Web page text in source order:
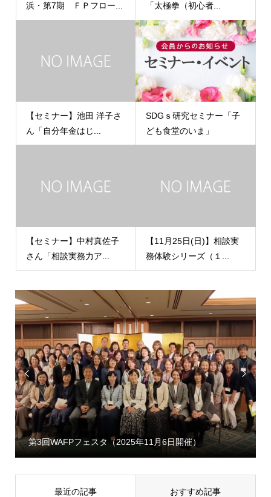
浜・第7期 ＦＰフロー...
「太極拳（初心者...
【セミナー】池田 洋子さ
ん「自分年金はじ...
SDGｓ研究セミナー「子
ども食堂のいま」
【セミナー】中村真佐子
さん「相談実務力ア...
【11月25日(日)】相談実
務体験シリーズ（１...

第3回WAFPフェスタ（2025年11月6日開催）

最近の記事 おすすめ記事